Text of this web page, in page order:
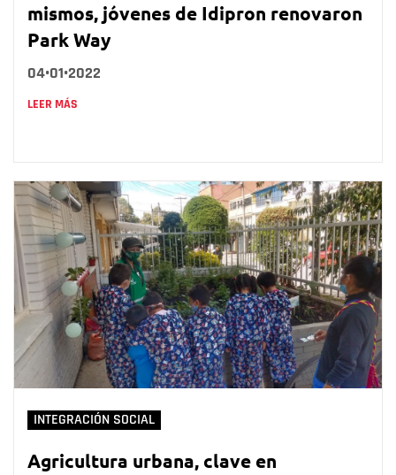
mismos, jóvenes de Idipron renovaron
Park Way
04•01•2022
LEER MÁS
INTEGRACIÓN SOCIAL
Agricultura urbana, clave en